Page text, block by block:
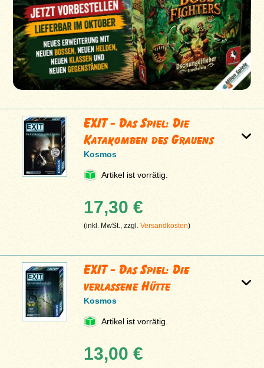
EXIT - Das Spiel: Die
Katakomben des Grauens
Kosmos
Artikel ist vorrätig.
17,30 €
(inkl. MwSt., zzgl.Versandkosten)
EXIT - Das Spiel: Die
verlassene Hütte
Kosmos
Artikel ist vorrätig.
13,00 €